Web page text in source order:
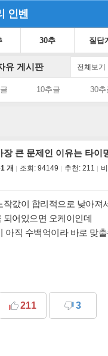
인벤
30추 질답
유 게시판 전체보기
10추글 30추
장 큰 문제인 이유는 타이
개 조회: 94149 추천: 211
값이 합리적으로 낮아져
되어있으면 오케이인데
아직 수백억이라 바로 맞
211 3